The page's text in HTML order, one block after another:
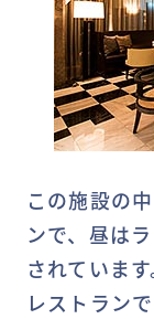
この施設の
ンで、昼は
されていま
レストラン